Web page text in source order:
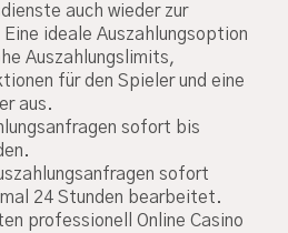
auch wieder zur
ideale Auszahlungsoption
Auszahlungslimits,
für den Spieler und eine
aus.
sofort bis
sofort
24 Stunden bearbeitet.
professionell Online Casino